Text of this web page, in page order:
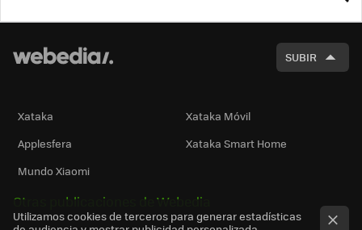
SUBIR
Xataka
Xataka Móvil
Applesfera
Xataka Smart Home
Mundo Xiaomi
Otras publicaciones de Webedia
Utilizamos cookies de terceros para generar estadísticas